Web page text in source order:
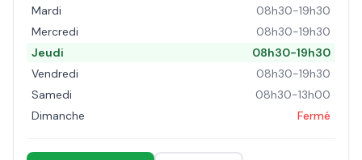
Mardi
08h30-19h30
Mercredi
08h30-19h30
Jeudi
08h30-19h30
Vendredi
08h30-19h30
Samedi
08h30-13h00
Dimanche
Fermé